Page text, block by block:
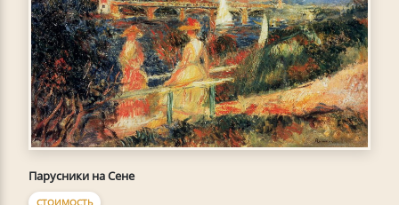
Парусники на Сене
СТОИМОСТЬ